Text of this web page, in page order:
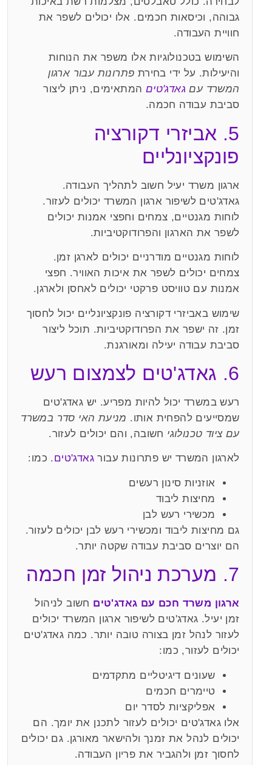
גבוהה, וכיסאות חכמים. אלו יכולים לשפר את
חוויית העבודה.
השימוש בטכנולוגיות אלו משפר את הנוחות
והיעילות. על ידי בחירת פתרונות עבור ארגון
המשרד עם גאדג'טים המתאימים, ניתן ליצור
סביבת עבודה חכמה.
5. אביזרי דקורציה
פונקציונליים
ארגון משרד יעיל חשוב לתהליך העבודה.
גאדג'טים לשיפור ארגון המשרד יכולים לעזור.
לוחות מגנטיים, צמחים וחפצי אמנות יכולים
לשפר את הארגון והפרודוקטיביות.
לוחות מגנטיים מודרניים יכולים לארגן זמן.
צמחים יכולים לשפר את איכות האוויר. חפצי
אמנות עם טוויסט פרקטי יכולים לאחסן ולארגן.
שימוש באביזרי דקורציה פונקציונליים יכול לחסוך
זמן. זה ישפר את הפרודוקטיביות. תוכל ליצור
סביבת עבודה יעילה ומאורגנת.
6. גאדג'טים לצמצום רעש
רעש במשרד יכול להיות מפריע. יש גאדג'טים
שמסייעים להפחית אותו. מניעת האי סדר במשרד
עם ציוד טכנולוגי חשובה, והם יכולים לעזור.
לארגון המשרד יש פתרונות עבורגאדג'טים. כמו:
אוזניות סינון רעשים
מחיצות ליבוד
מכשירי רעש לבן
גם מחיצות ליבוד ומכשירי רעש לבן יכולים לעזור.
הם יוצרים סביבת עבודה שקטה יותר.
7. מערכת ניהול זמן חכמה
ארגון משרד חכם עם גאדג'טים חשוב לניהול
זמן יעיל. גאדג'טים לשיפור ארגון המשרד יכולים
לעזור לנהל זמן בצורה טובה יותר. כמה גאדג'טים
יכולים לעזור, כמו:
שעונים דיגיטליים מתקדמים
טיימרים חכמים
אפליקציות לסדר יום
אלו גאדג'טים יכולים לעזור לתכנן את יומך. הם
יכולים לנהל את זמנך ולהישאר מאורגן. גם יכולים
לחסוך זמן ולהגביר את פריון העבודה.